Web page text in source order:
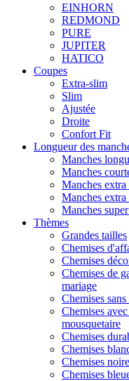
EINHORN
REDMOND
PURE
JUPITER
HATICO
Coupes
Extra-slim
Slim
Ajustée
Droite
Confort Fit
Longueur des
Manches
Manches
Manches extra
Manches extra
Manches
Thèmes
Grandes tailles
Chemises
Chemises
Chemises de
mariage
Chemises sans
Chemises
mousquetaire
Chemises
Chemises
Chemises
Chemises